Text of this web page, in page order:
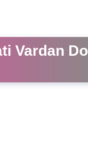
Vardan Do